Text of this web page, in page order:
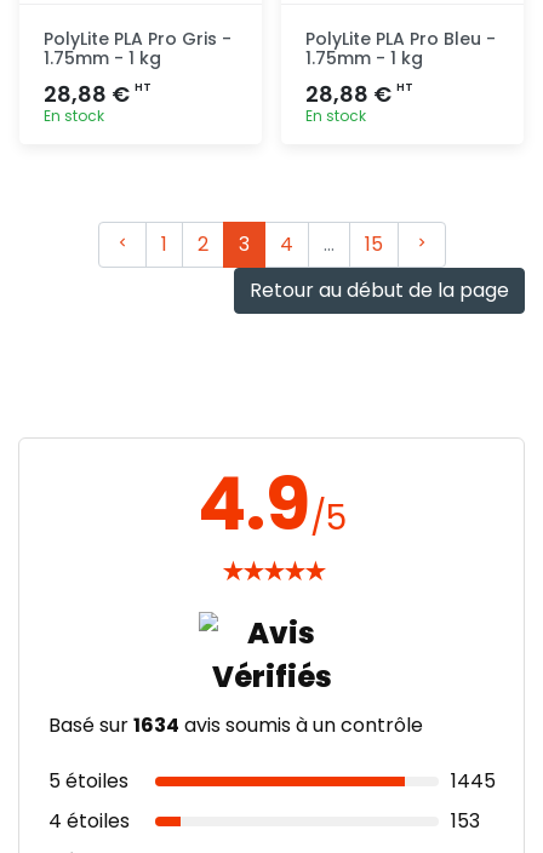
PolyLite PLA Pro Gris -
1.75mm - 1 kg
28,88 € HT
En stock
PolyLite PLA Pro Bleu -
1.75mm - 1 kg
28,88 € HT
En stock
Précédent
1 2 3 4 … 15
Suivant
Retour au début de la page
4.9/5
★★★★★
Basé sur1634 avis soumis à un contrôle
5 étoiles
1445
4 étoiles
153